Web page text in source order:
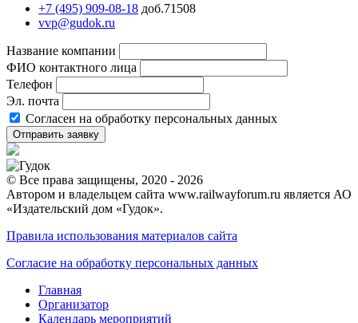
+7 (495) 909-08-18 доб.71508
vvp@gudok.ru
Название компании
ФИО контактного лица
Телефон
Эл. почта
Согласен на обработку персональных данных
Отправить заявку
© Все права защищены, 2020 - 2026
Автором и владельцем сайта www.railwayforum.ru является АО
«Издательский дом «Гудок».
Правила использования материалов сайта
Согласие на обработку персональных данных
Главная
Организатор
Календарь мероприятий